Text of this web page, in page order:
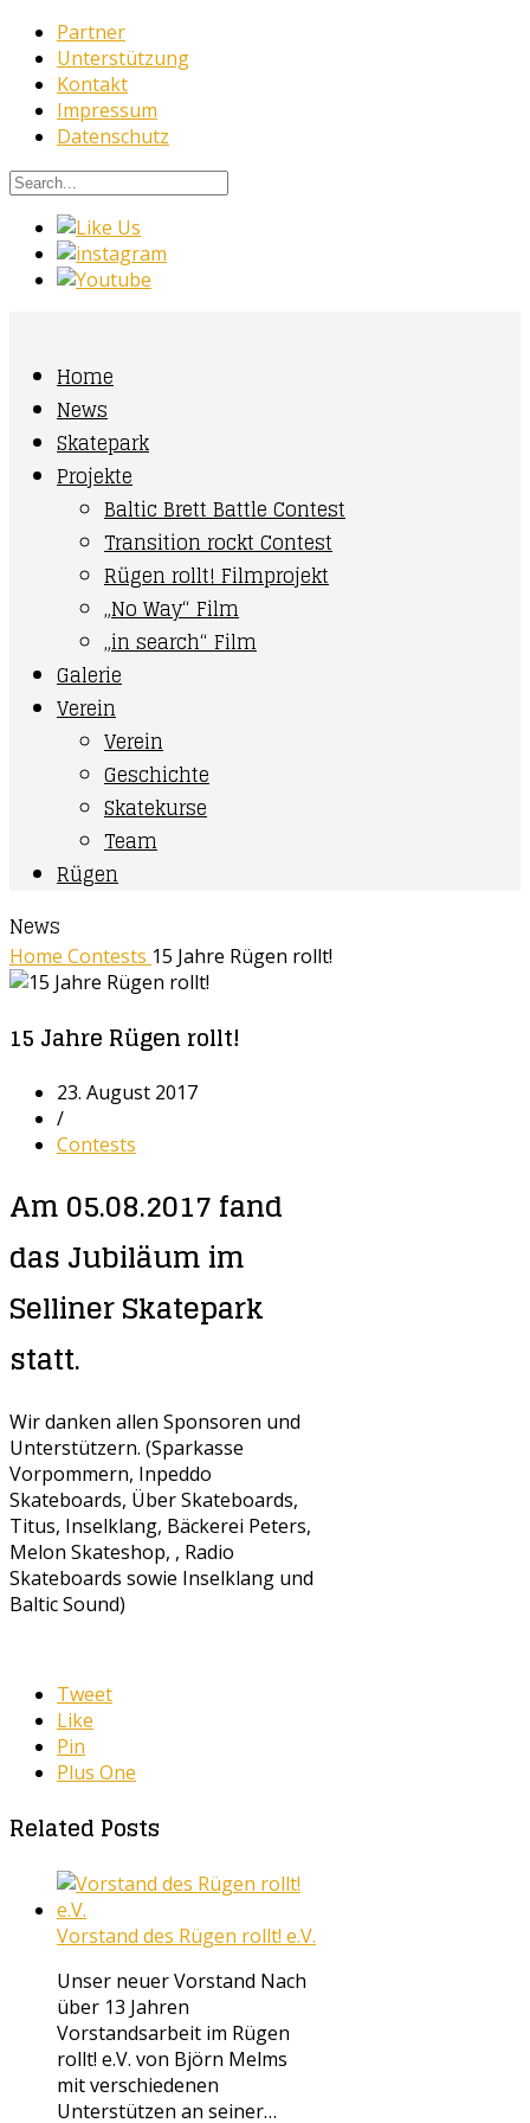
Partner
Unterstützung
Kontakt
Impressum
Datenschutz
Home
News
Skatepark
Projekte
Baltic Brett Battle Contest
Transition rockt Contest
Rügen rollt! Filmprojekt
„No Way“ Film
„in search“ Film
Galerie
Verein
Verein
Geschichte
Skatekurse
Team
Rügen
News
Home Contests 15 Jahre Rügen rollt!
15 Jahre Rügen rollt!
23. August 2017
/
Contests
Am 05.08.2017 fand
das Jubiläum im
Selliner Skatepark
statt.
Wir danken allen Sponsoren und
Unterstützern. (Sparkasse
Vorpommern, Inpeddo
Skateboards, Über Skateboards,
Titus, Inselklang, Bäckerei Peters,
Melon Skateshop, , Radio
Skateboards sowie Inselklang und
Baltic Sound)
Tweet
Like
Pin
Plus One
Related Posts
Vorstand des Rügen rollt! e.V.
Unser neuer Vorstand Nach
über 13 Jahren
Vorstandsarbeit im Rügen
rollt! e.V. von Björn Melms
mit verschiedenen
Unterstützen an seiner…